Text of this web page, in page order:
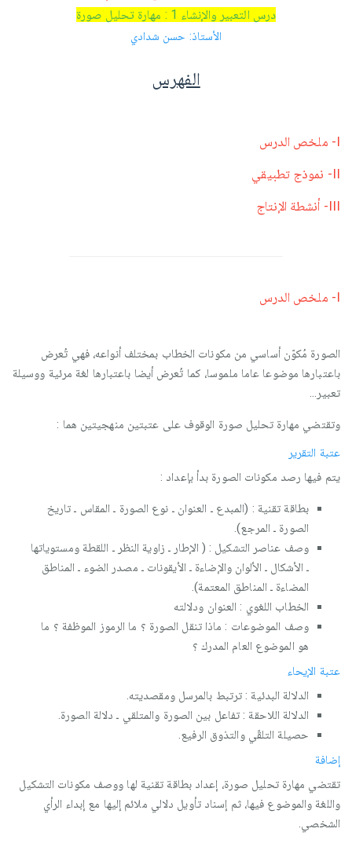
درس التعبير والإنشاء 1 : مهارة تحليل صورة
الأستاذ: حسن شدادي
الفهرس
I- ملخص الدرس
II- نموذج تطبيقي
III- أنشطة الإنتاج
I- ملخص الدرس
الصورة مُكوّن أساسي من مكونات الخطاب بمختلف أنواعه، فهي تُعرض
باعتبارها موضوعا عاما ملموسا، كما تُعرض أيضا باعتبارها لغة مرئية ووسيلة
تعبير...
وتقتضي مهارة تحليل صورة الوقوف على عتبتين منهجيتين هما :
عتبة التقرير
يتم فيها رصد مكونات الصورة بدأ بإعداد :
بطاقة تقنية : (المبدع ـ العنوان ـ نوع الصورة ـ المقاس ـ تاريخ
الصورة ـ المرجع).
وصف عناصر التشكيل : ( الإطار ـ زاوية النظر ـ اللقطة ومستوياتها
ـ الأشكال ـ الألوان والإضاءة ـ الأيقونات ـ مصدر الضوء ـ المناطق
المضاءة ـ المناطق المعتمة).
الخطاب اللغوي : العنوان ودلالته
وصف الموضوعات : ماذا تنقل الصورة ؟ ما الرموز الموظفة ؟ ما
هو الموضوع العام المدرك ؟
عتبة الإيحاء
الدلالة البدئية : ترتبط بالمرسل ومقصديته.
الدلالة اللاحقة : تفاعل بين الصورة والمتلقي ـ دلالة الصورة.
حصيلة التلقّي والتذوق الرفيع.
إضافة
تقتضي مهارة تحليل صورة، إعداد بطاقة تقنية لها ووصف مكونات التشكيل
واللغة والموضوع فيها، ثم إسناد تأويل دلالي ملائم إليها مع إبداء الرأي
الشخصي.